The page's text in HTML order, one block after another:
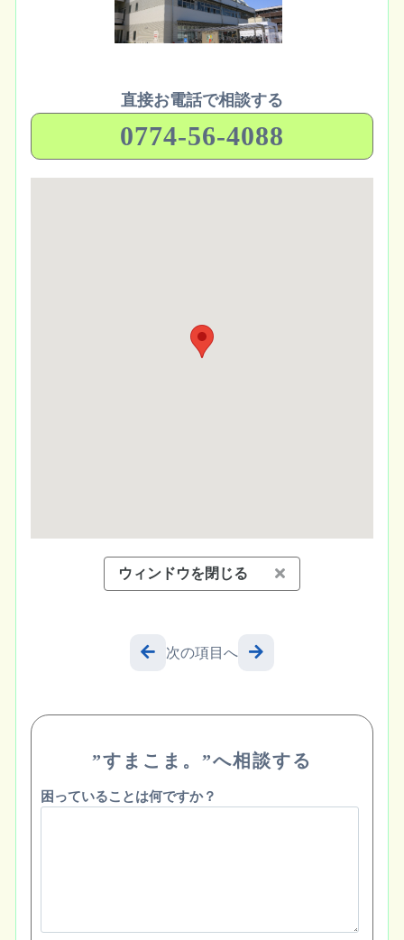
直接お電話で相談する
0774-56-4088
ウィンドウを閉じる
次の項目へ
”すまこま。”へ相談する
困っていることは何ですか？